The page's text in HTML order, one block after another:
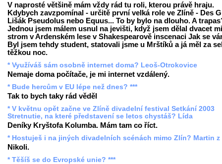
V naprosté většině mám vždy rád tu roli, kterou právě hraju.
Kdybych zavzpomínal - určitě první velká role ve Zlíně - Des
Lišák Pseudolus nebo Equus... To by bylo na dlouho. A
Jednou jsem málem usnul na jevišti, když jsem dělal dvacet
strom v Ardenském lese v Shakespearově inscenaci Jak se
Byl jsem tehdy student, statovali jsme u Mrštíků a já měl za
těžkou noc.
* Využíváš sám osobně internet doma? Leoš-Otrokovice
Nemaje doma počítače, je mi internet vzdálený.
* Bude hercům v EU lépe než dnes? ***
Tak to bych taky rád věděl
* V květnu opět začne ve Zlíně divadelní festival Setkání 2003
Stretnutie, na které představení se letos chystáš? Lída
Deníky Kryštofa Kolumba. Mám tam co říct.
* Hostuješ i na jiných divadelních scénách mimo Zlín? Martin z
Nikoli.
* Těšíš se do Evropské unie? ***